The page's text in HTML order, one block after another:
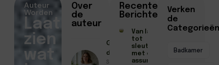
Over
de
auteur
Geschreven
door
Sanne
Recente
Berichten
Van laatste check
tot
sleuteloverdracht
met een
assurantiekantoor
Verken
de
Categorieën
Badkamer
Auteur
Worden
Laat
zien
wat